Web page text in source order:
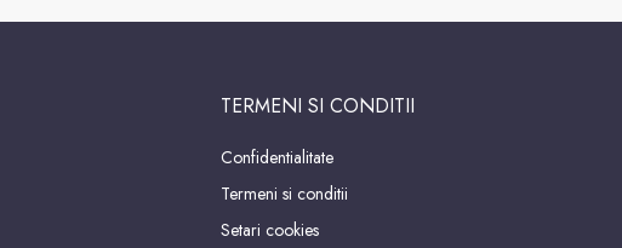
TERMENI SI CONDITII
Confidentialitate
Termeni si conditii
Setari cookies